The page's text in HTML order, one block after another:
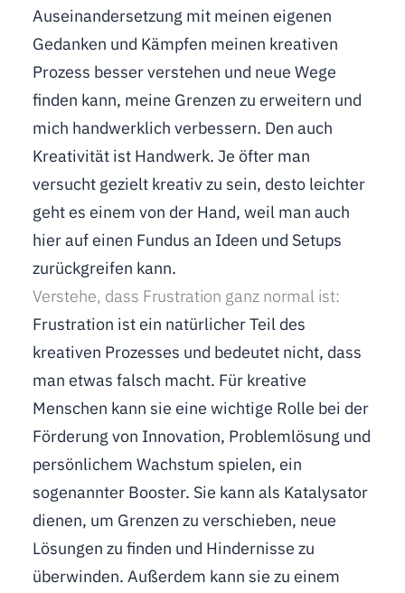
Auseinandersetzung mit meinen eigenen
Gedanken und Kämpfen meinen kreativen
Prozess besser verstehen und neue Wege
finden kann, meine Grenzen zu erweitern und
mich handwerklich verbessern. Den auch
Kreativität ist Handwerk. Je öfter man
versucht gezielt kreativ zu sein, desto leichter
geht es einem von der Hand, weil man auch
hier auf einen Fundus an Ideen und Setups
zurückgreifen kann.
Verstehe, dass Frustration ganz normal ist:
Frustration ist ein natürlicher Teil des
kreativen Prozesses und bedeutet nicht, dass
man etwas falsch macht. Für kreative
Menschen kann sie eine wichtige Rolle bei der
Förderung von Innovation, Problemlösung und
persönlichem Wachstum spielen, ein
sogenannter Booster. Sie kann als Katalysator
dienen, um Grenzen zu verschieben, neue
Lösungen zu finden und Hindernisse zu
überwinden. Außerdem kann sie zu einem